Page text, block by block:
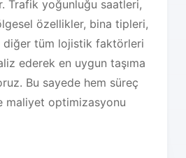
Trafik yoğunluğu saatleri,
özellikler, bina tipleri,
diğer tüm lojistik faktörleri
ederek en uygun taşıma
Bu sayede hem süreç
maliyet optimizasyonu